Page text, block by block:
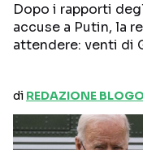
Dopo i rapporti
accuse a Putin, la
attendere: venti di
di REDAZIONE BLOGO